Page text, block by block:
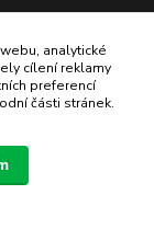
analytické
cílení reklamy
preferencí
části stránek.